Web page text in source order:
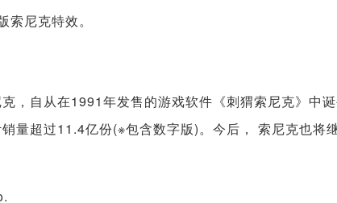
尼克特效。
自从在1991年发售的游戏软件《刺猬索尼克》中
量超过11.4亿份(※包含数字版)。今后， 索尼克也将